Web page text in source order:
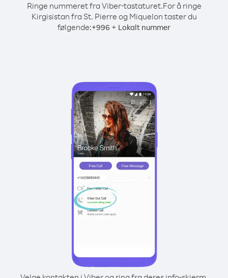
Ringe nummeret fra Viber-tastaturet.For å ringe
Kirgisistan fra St. Pierre og Miquelon taster du
følgende:+996 + Lokalt nummer